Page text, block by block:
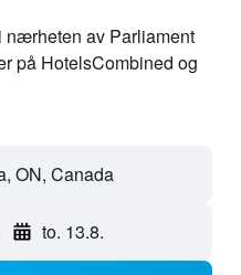
nærheten av Parliament
på HotelsCombined og
ON, Canada
to. 13.8.